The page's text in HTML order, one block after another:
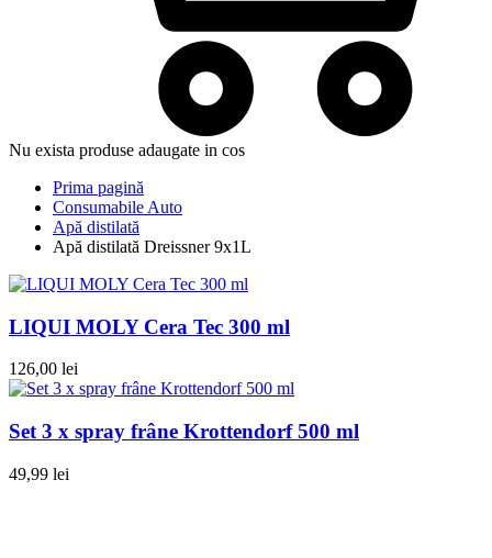
Nu exista produse adaugate in cos
Prima pagină
Consumabile Auto
Apă distilată
Apă distilată Dreissner 9x1L
LIQUI MOLY Cera Tec 300 ml
126,00 lei
Set 3 x spray frâne Krottendorf 500 ml
49,99 lei